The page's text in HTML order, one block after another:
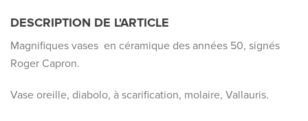
DESCRIPTION DE L'ARTICLE
Magnifiques vases en céramique des années 50, signés
Roger Capron.
Vase oreille, diabolo, à scarification, molaire, Vallauris.